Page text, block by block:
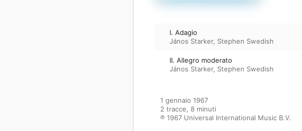
I. Adagio
János Starker, Stephen Swedish
II. Allegro moderato
János Starker, Stephen Swedish
1 gennaio 1967
2 tracce, 8 minuti
℗ 1967 Universal International Music B.V.